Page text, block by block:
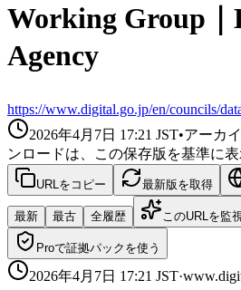
Working Group
Agency
https://www.digital.go.jp/en/councils/
2026年4月7日 17:21 JST•アーカ
ンロードは、この保存版を基準に表
URLをコピー 最新版を取得
最新 最古 全履歴 このURLを監
Proで証拠パックを使う
2026年4月7日 17:21 JST·